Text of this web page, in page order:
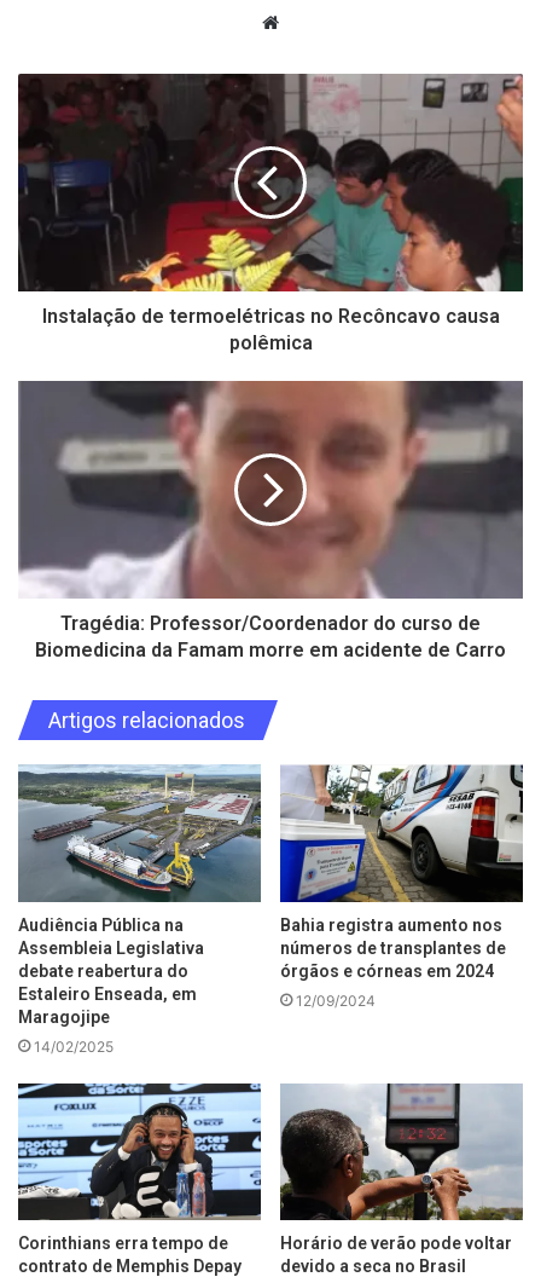
Website
Instalação de termoelétricas no Recôncavo causa
polêmica
Tragédia: Professor/Coordenador do curso de
Biomedicina da Famam morre em acidente de Carro
Artigos relacionados
Audiência Pública na
Assembleia Legislativa
debate reabertura do
Estaleiro Enseada, em
Maragojipe
14/02/2025
Bahia registra aumento nos
números de transplantes de
órgãos e córneas em 2024
12/09/2024
Corinthians erra tempo de
contrato de Memphis Depay
Horário de verão pode voltar
devido a seca no Brasil